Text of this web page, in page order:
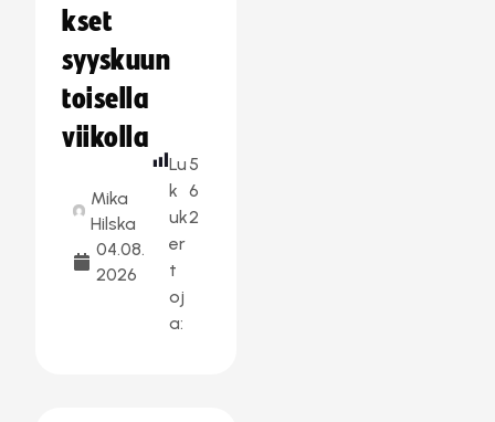
kset
syyskuun
toisella
viikolla
Mika
Hilska
04.08.
2026
Lu
k
uk
er
t
oj
a:
5
6
2